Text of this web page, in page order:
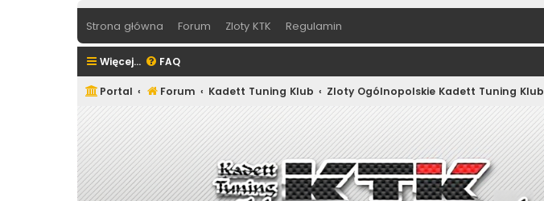
Strona główna Forum Zloty KTK Regulamin
Więcej… FAQ
Portal Forum Kadett Tuning Klub Zloty Ogólnopolskie Kadett Tuning Klub